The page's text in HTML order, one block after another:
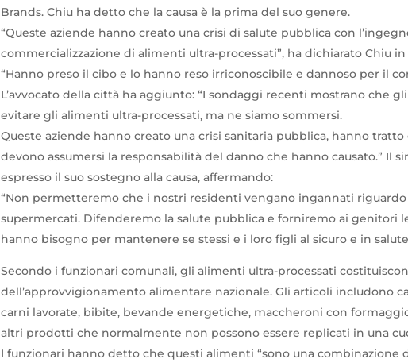
Brands. Chiu ha detto che la causa è la prima del suo genere.
“Queste aziende hanno creato una crisi di salute pubblica con
commercializzazione di alimenti ultra-processati”, ha dichiarato Chiu
“Hanno preso il cibo e lo hanno reso irriconoscibile e dannoso per il
L’avvocato della città ha aggiunto: “I sondaggi recenti mostrano che
evitare gli alimenti ultra-processati, ma ne siamo sommersi.
Queste aziende hanno creato una crisi sanitaria pubblica, hanno
devono assumersi la responsabilità del danno che hanno causato.” Il
espresso il suo sostegno alla causa, affermando:
“Non permetteremo che i nostri residenti vengano ingannati
supermercati. Difenderemo la salute pubblica e forniremo ai genitori
hanno bisogno per mantenere se stessi e i loro figli al sicuro e in
Secondo i funzionari comunali, gli alimenti ultra-processati
dell’approvvigionamento alimentare nazionale. Gli articoli includono
carni lavorate, bibite, bevande energetiche, maccheroni con
altri prodotti che normalmente non possono essere replicati in una
I funzionari hanno detto che questi alimenti “sono una combinazione